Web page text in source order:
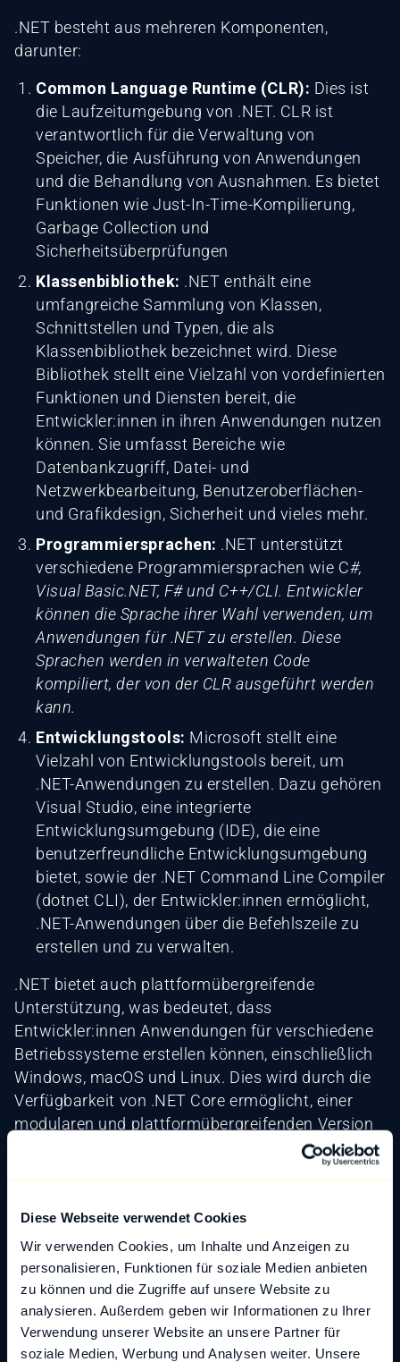
Diese Webseite verwendet Cookies
Wir verwenden Cookies, um Inhalte und Anzeigen zu
personalisieren, Funktionen für soziale Medien anbieten
zu können und die Zugriffe auf unsere Website zu
analysieren. Außerdem geben wir Informationen zu Ihrer
Verwendung unserer Website an unsere Partner für
soziale Medien, Werbung und Analysen weiter. Unsere
.NET besteht aus mehreren Komponenten,
darunter:
Common Language Runtime (CLR): Dies ist
die Laufzeitumgebung von .NET. CLR ist
verantwortlich für die Verwaltung von
Speicher, die Ausführung von Anwendungen
und die Behandlung von Ausnahmen. Es bietet
Funktionen wie Just-In-Time-Kompilierung,
Garbage Collection und
Sicherheitsüberprüfungen
Klassenbibliothek: .NET enthält eine
umfangreiche Sammlung von Klassen,
Schnittstellen und Typen, die als
Klassenbibliothek bezeichnet wird. Diese
Bibliothek stellt eine Vielzahl von vordefinierten
Funktionen und Diensten bereit, die
Entwickler:innen in ihren Anwendungen nutzen
können. Sie umfasst Bereiche wie
Datenbankzugriff, Datei- und
Netzwerkbearbeitung, Benutzeroberflächen-
und Grafikdesign, Sicherheit und vieles mehr.
Programmiersprachen: .NET unterstützt
verschiedene Programmiersprachen wie C#,
Visual Basic.NET, F# und C++/CLI. Entwickler
können die Sprache ihrer Wahl verwenden, um
Anwendungen für .NET zu erstellen. Diese
Sprachen werden in verwalteten Code
kompiliert, der von der CLR ausgeführt werden
kann.
Entwicklungstools: Microsoft stellt eine
Vielzahl von Entwicklungstools bereit, um
.NET-Anwendungen zu erstellen. Dazu gehören
Visual Studio, eine integrierte
Entwicklungsumgebung (IDE), die eine
benutzerfreundliche Entwicklungsumgebung
bietet, sowie der .NET Command Line Compiler
(dotnet CLI), der Entwickler:innen ermöglicht,
.NET-Anwendungen über die Befehlszeile zu
erstellen und zu verwalten.
.NET bietet auch plattformübergreifende
Unterstützung, was bedeutet, dass
Entwickler:innen Anwendungen für verschiedene
Betriebssysteme erstellen können, einschließlich
Windows, macOS und Linux. Dies wird durch die
Verfügbarkeit von .NET Core ermöglicht, einer
modularen und plattformübergreifenden Version
Insgesamt bietet .NET Entwicklern eine
Desktopanwendungen über Webanwendungen
bis hin zu mobilen Apps. Es hat sich als beliebte
Wahl für die Entwicklung von
Unternehmenssoftware und Webanwendungen
etabliert.